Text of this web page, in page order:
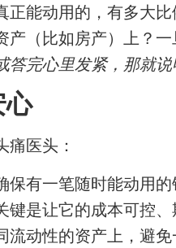
能动用的，有多大比
（比如房产）上？
完心里发紧，那就
心
医头：
有一笔随时能动用的
是让它的成本可控
动性的资产上，避免